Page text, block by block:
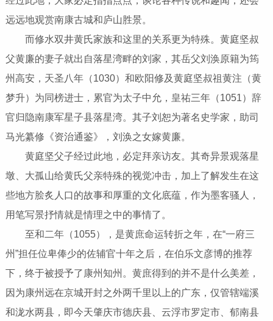
远远地观赏南康古城和庐山胜景。
而修水双井黄氏家族和这里的关系更为特殊。黄庭坚叔
父黄廉的妻子就出自落星湾畔的刘家，其岳父刘涣原籍为筠
州高安，天圣八年（1030）和欧阳修及黄庭坚叔祖黄注（黄
梦升）为同榜进士，累官为太子中允，皇祐三年（1051）辞
官归隐南康军星子县落星湾。其子刘恕为著名史学家，助司
马光纂修《资治通鉴》，刘涣之女嫁黄廉。
黄庭坚父子经过此地，必定拜亲访友。其奇异景观落星
墩、大孤山给黄氏父亲特殊的视觉冲击，加上了解发生在这
些地方脍炙人口的故事和厚重的文化底蕴，作为墨客骚人，
用笔写景抒情就是情理之中的事情了。
至和二年（1055），是黄庶命运转折之年，在“一府三
州”担任位卑俸少的佐辅官十年之后，在伯乐文彦博的推荐
下，终于被授予了康州知州。黄庶得到的并不是什么美差，
因为康州远在京城开封之外两千里以上的广东，仅管辖端溪
和泷水两县，即今天肇庆市德庆县、云浮市罗定市、郁南县